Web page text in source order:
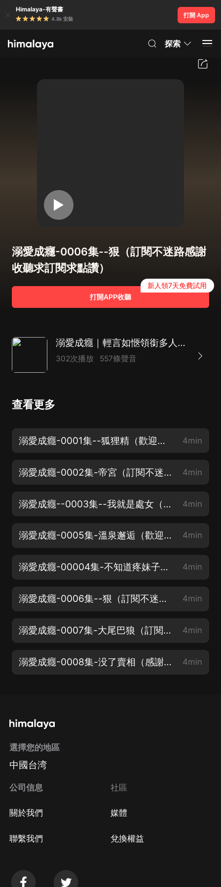
Himalaya-有聲書
4.8k 安裝
打開 App
探索
溺愛成癮-0006集--狠（訂閱不迷路感謝
收聽求訂閱求點讚）
打開APP收聽
新人領7天免費試用
溺愛成癮｜輕言如愜領銜多人有聲劇｜霸道總裁虐戀，曖昧｜婚戀情緣
302次播放 557條聲音
查看更多
溺愛成癮-0001集--狐狸精（歡迎收聽，訂閱不迷路求點讚） 4min
溺愛成癮-0002集-帝宮（訂閱不迷路） 4min
溺愛成癮--0003集--我就是處女（訂閱不迷路，求點讚，求月票） 4min
溺愛成癮-0005集-溫泉邂逅（歡迎訂閱，求點讚求月票） 4min
溺愛成癮-00004集-不知道疼妹子啊（訂閱不迷路，感謝收聽） 4min
溺愛成癮-0006集--狠（訂閱不迷路感謝收聽求訂閱求點讚） 4min
溺愛成癮-0007集-大尾巴狼（訂閱不迷路） 4min
溺愛成癮-0008集-没了賣相（感謝收聽，訂閱不迷路） 4min
選擇您的地區
中國台湾
公司信息
關於我們
聯繫我們
社區
媒體
兌換權益